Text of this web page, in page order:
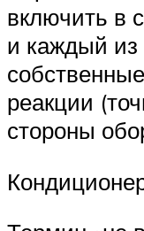
включить в
и каждый из
реакции
стороны